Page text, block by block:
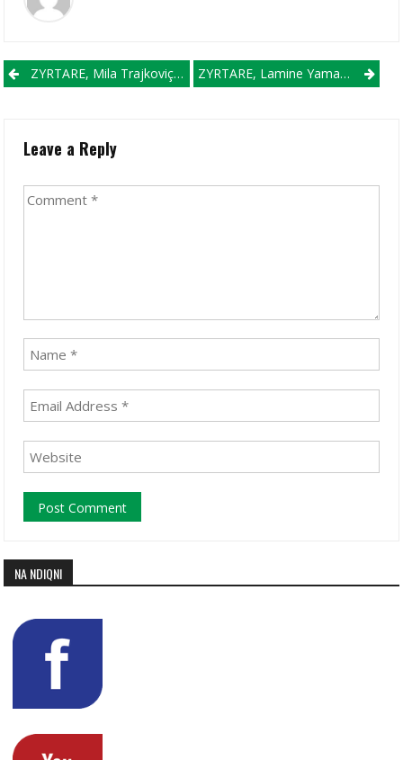
Post navigation
ZYRTARE, Mila Trajkoviç Firmos Me WHC ÇAIR ZYRTARE, Lamine Yamal Futbollisti Më I Shtrenjtë Në Botë
Leave a Reply
NA NDIQNI